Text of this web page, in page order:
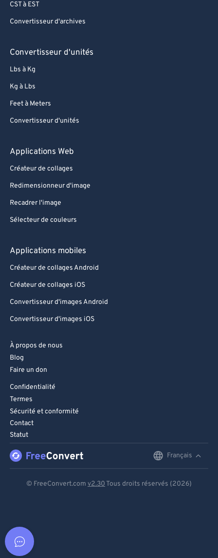
CST à EST
Convertisseur d'archives
Convertisseur d'unités
Lbs à Kg
Kg à Lbs
Feet à Meters
Convertisseur d'unités
Applications Web
Créateur de collages
Redimensionneur d'image
Recadrer l'image
Sélecteur de couleurs
Applications mobiles
Créateur de collages Android
Créateur de collages iOS
Convertisseur d'images Android
Convertisseur d'images iOS
À propos de nous
Blog
Faire un don
Confidentialité
Termes
Sécurité et conformité
Contact
Statut
Français
© FreeConvert.com v2.30 Tous droits réservés (2026)